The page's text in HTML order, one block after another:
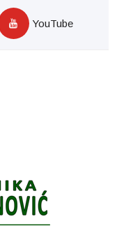
YouTube